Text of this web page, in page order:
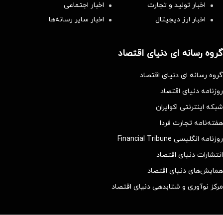
اخبار تولید و تجارت
اخبار اجتماعی
اخبار ارز دیجیتال
اخبار سایر رسانه‌‌ها
گروه رسانه ای دنیای اقتصاد
گروه رسانه ای دنیای اقتصاد
روزنامه دنیای اقتصاد
شبکه اینترنتی اکوایران
هفته‌نامه تجارت فردا
روزنامه انگلیسی Financial Tribune
انتشارات دنیای اقتصاد
همایش‌های دنیای اقتصاد
مرکز نوآوری و شتابدهی دنیای اقتصاد